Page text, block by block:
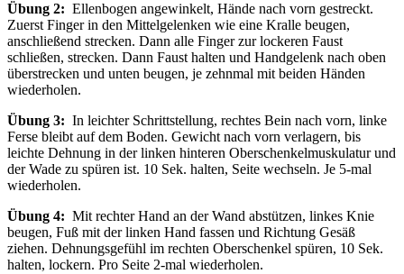
Übung 2: Ellenbogen angewinkelt, Hände nach vorn gestreckt.
Zuerst Finger in den Mittelgelenken wie eine Kralle beugen,
anschließend strecken. Dann alle Finger zur lockeren Faust
schließen, strecken. Dann Faust halten und Handgelenk nach oben
überstrecken und unten beugen, je zehnmal mit beiden Händen
wiederholen.
Übung 3: In leichter Schrittstellung, rechtes Bein nach vorn, linke
Ferse bleibt auf dem Boden. Gewicht nach vorn verlagern, bis
leichte Dehnung in der linken hinteren Oberschenkelmuskulatur und
der Wade zu spüren ist. 10 Sek. halten, Seite wechseln. Je 5-mal
wiederholen.
Übung 4: Mit rechter Hand an der Wand abstützen, linkes Knie
beugen, Fuß mit der linken Hand fassen und Richtung Gesäß
ziehen. Dehnungsgefühl im rechten Oberschenkel spüren, 10 Sek.
halten, lockern. Pro Seite 2-mal wiederholen.